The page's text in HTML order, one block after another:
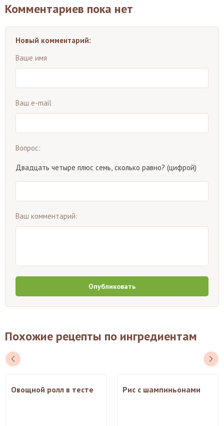
Комментариев пока нет
Новый комментарий:
Ваше имя
Ваш e-mail
Вопрос:
Двадцать четыре плюс семь, сколько равно? (цифрой)
Ваш комментарий:
Опубликовать
Похожие рецепты по ингредиентам
Овощной ролл в тесте Рис с шампиньонами